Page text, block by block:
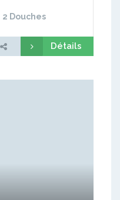
2 Douches
Détails